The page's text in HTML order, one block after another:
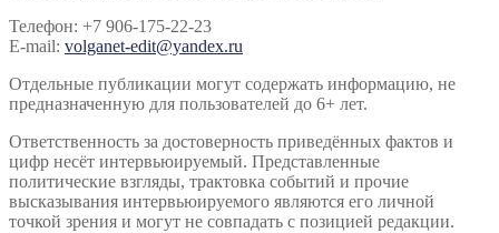
Телефон: +7 906-175-22-23
E-mail: volganet-edit@yandex.ru
Отдельные публикации могут содержать информацию, не
предназначенную для пользователей до 6+ лет.
Ответственность за достоверность приведённых фактов и
цифр несёт интервьюируемый. Представленные
политические взгляды, трактовка событий и прочие
высказывания интервьюируемого являются его личной
точкой зрения и могут не совпадать с позицией редакции.